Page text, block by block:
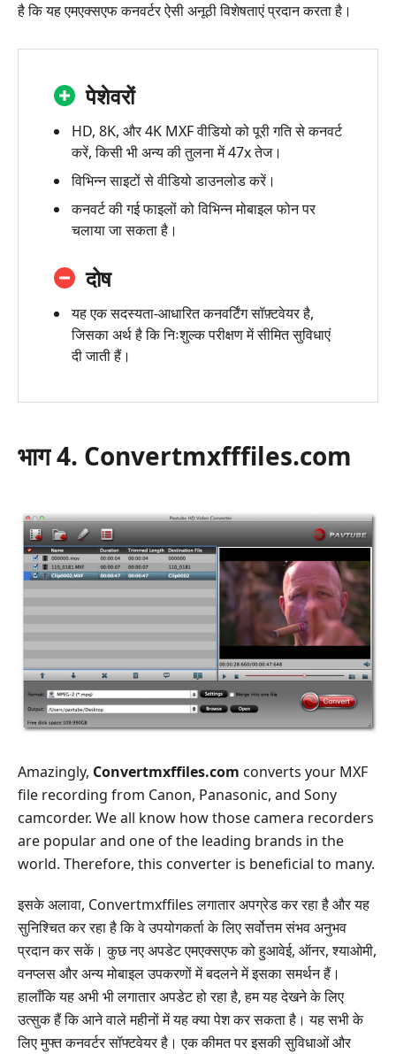
है कि यह एमएक्सएफ कनवर्टर ऐसी अनूठी विशेषताएं प्रदान करता है।
पेशेवरों
HD, 8K, और 4K MXF वीडियो को पूरी गति से कनवर्ट
करें, किसी भी अन्य की तुलना में 47x तेज।
विभिन्न साइटों से वीडियो डाउनलोड करें।
कनवर्ट की गई फाइलों को विभिन्न मोबाइल फोन पर
चलाया जा सकता है।
दोष
यह एक सदस्यता-आधारित कनवर्टिंग सॉफ़्टवेयर है,
जिसका अर्थ है कि निःशुल्क परीक्षण में सीमित सुविधाएं
दी जाती हैं।
भाग 4. Convertmxfffiles.com
Amazingly, Convertmxffiles.com converts your MXF
file recording from Canon, Panasonic, and Sony
camcorder. We all know how those camera recorders
are popular and one of the leading brands in the
world. Therefore, this converter is beneficial to many.
इसके अलावा, Convertmxffiles लगातार अपग्रेड कर रहा है और यह
सुनिश्चित कर रहा है कि वे उपयोगकर्ता के लिए सर्वोत्तम संभव अनुभव
प्रदान कर सकें। कुछ नए अपडेट एमएक्सएफ को हुआवेई, ऑनर, श्याओमी,
वनप्लस और अन्य मोबाइल उपकरणों में बदलने में इसका समर्थन हैं।
हालाँकि यह अभी भी लगातार अपडेट हो रहा है, हम यह देखने के लिए
उत्सुक हैं कि आने वाले महीनों में यह क्या पेश कर सकता है। यह सभी के
लिए मुफ्त कनवर्टर सॉफ्टवेयर है। एक कीमत पर इसकी सुविधाओं और